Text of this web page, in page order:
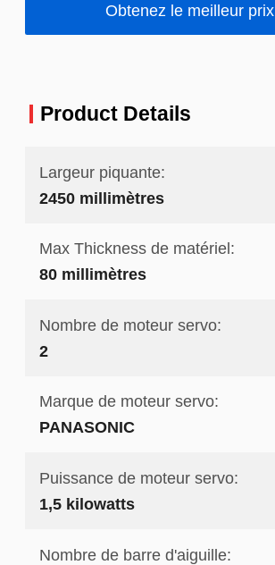
Obtenez le meilleur prix
Product Details
Largeur piquante:
2450 millimètres
Max Thickness de matériel:
80 millimètres
Nombre de moteur servo:
2
Marque de moteur servo:
PANASONIC
Puissance de moteur servo:
1,5 kilowatts
Nombre de barre d'aiguille: